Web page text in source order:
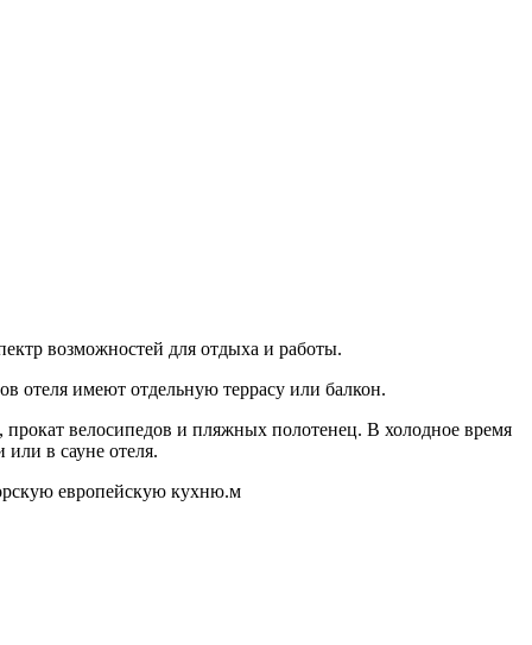
возможностей для отдыха и работы.
отеля имеют отдельную террасу или балкон.
прокат велосипедов и пляжных полотенец. В холодное время
в сауне отеля.
европейскую кухню.м